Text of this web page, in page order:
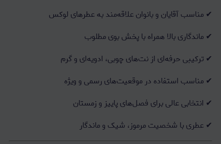
✔ مناسب آقایان و بانوان علاقه‌مند به عطرهای لوکس
✔ ماندگاری بالا همراه با پخش بوی مطلوب
✔ ترکیبی حرفه‌ای از نت‌های چوبی، ادویه‌ای و گرم
✔ مناسب استفاده در موقعیت‌های رسمی و ویژه
✔ انتخابی عالی برای فصل‌های پاییز و زمستان
✔ عطری با شخصیت مرموز، شیک و ماندگار